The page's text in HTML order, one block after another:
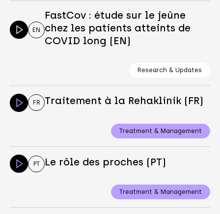
EN
FastCov : étude sur le jeûne
chez les patients atteints de
COVID long (EN)
Research & Updates
FR Traitement à la Rehaklinik (FR)
Treatment & Management
PT Le rôle des proches (PT)
Treatment & Management